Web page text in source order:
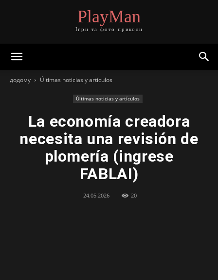
PlayMan
Ігри та фото приколи
додому Últimas noticias y artículos
Últimas noticias y artículos
La economía creadora
necesita una revisión de
plomería (ingrese
FABLAI)
24.05.2026 20